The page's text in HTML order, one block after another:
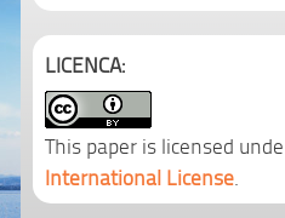
LICENCA:
This paper is licensed
International License